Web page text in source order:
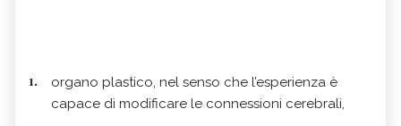
organo plastico, nel senso che l’esperienza è
capace di modificare le connessioni cerebrali,